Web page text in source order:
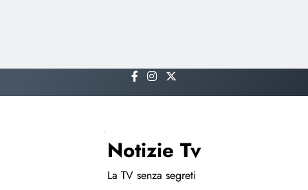
to
Notizie Tv
La TV senza segreti